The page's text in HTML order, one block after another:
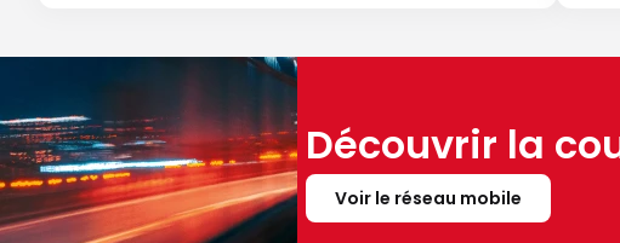
Découvrir la
Voir le réseau mobile